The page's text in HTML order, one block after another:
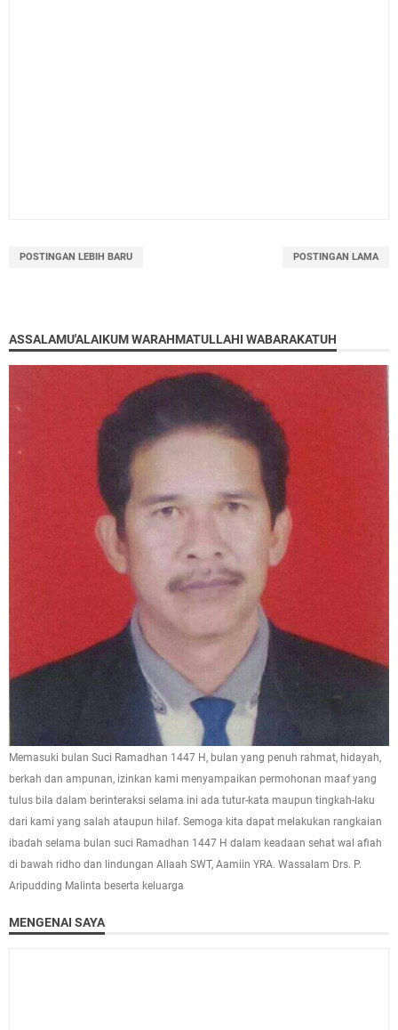
POSTINGAN LEBIH BARU POSTINGAN LAMA
ASSALAMU'ALAIKUM WARAHMATULLAHI WABARAKATUH
Memasuki bulan Suci Ramadhan 1447 H, bulan yang penuh rahmat, hidayah,
berkah dan ampunan, izinkan kami menyampaikan permohonan maaf yang
tulus bila dalam berinteraksi selama ini ada tutur-kata maupun tingkah-laku
dari kami yang salah ataupun hilaf. Semoga kita dapat melakukan rangkaian
ibadah selama bulan suci Ramadhan 1447 H dalam keadaan sehat wal afiah
di bawah ridho dan lindungan Allaah SWT, Aamiin YRA. Wassalam Drs. P.
Aripudding Malinta beserta keluarga
MENGENAI SAYA